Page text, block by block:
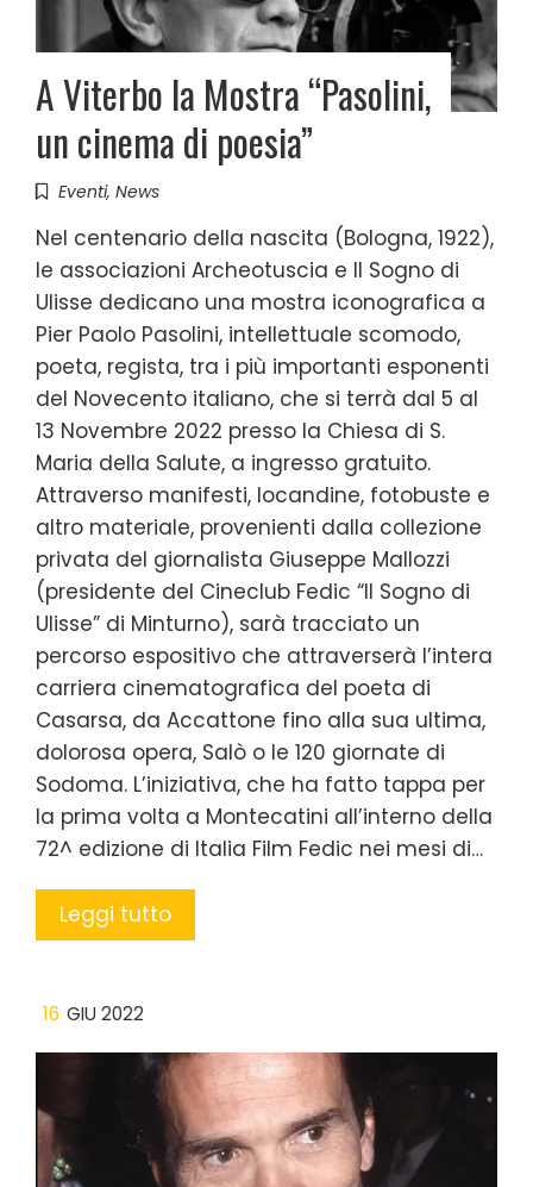
A Viterbo la Mostra “Pasolini,
un cinema di poesia”
Eventi, News
Nel centenario della nascita (Bologna, 1922),
le associazioni Archeotuscia e Il Sogno di
Ulisse dedicano una mostra iconografica a
Pier Paolo Pasolini, intellettuale scomodo,
poeta, regista, tra i più importanti esponenti
del Novecento italiano, che si terrà dal 5 al
13 Novembre 2022 presso la Chiesa di S.
Maria della Salute, a ingresso gratuito.
Attraverso manifesti, locandine, fotobuste e
altro materiale, provenienti dalla collezione
privata del giornalista Giuseppe Mallozzi
(presidente del Cineclub Fedic “Il Sogno di
Ulisse” di Minturno), sarà tracciato un
percorso espositivo che attraverserà l’intera
carriera cinematografica del poeta di
Casarsa, da Accattone fino alla sua ultima,
dolorosa opera, Salò o le 120 giornate di
Sodoma. L’iniziativa, che ha fatto tappa per
la prima volta a Montecatini all’interno della
72^ edizione di Italia Film Fedic nei mesi di…
Leggi tutto
16 GIU 2022